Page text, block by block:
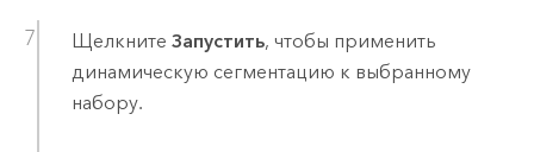
Щелкните Запустить, чтобы применить
динамическую сегментацию к выбранному
набору.